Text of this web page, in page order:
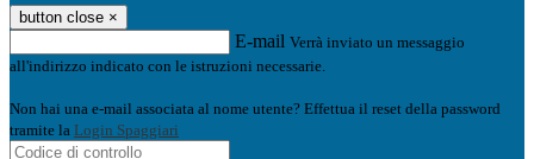
button close ×
E-mail Verrà inviato un messaggio
all'indirizzo indicato con le istruzioni necessarie.
Non hai una e-mail associata al nome utente? Effettua il reset della password
tramite la Login Spaggiari